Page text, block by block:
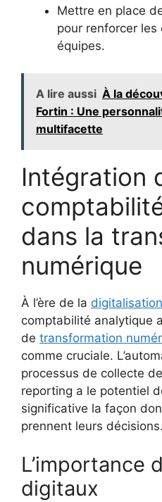
Mettre en place
pour renforcer
équipes.
A lire aussi À la
Fortin : Une
multifacette
Intégration
dans la
numérique
À l’ère de la digitalisation
comptabilité analytique
de transformation
comme cruciale.
processus de collecte
reporting a le potentiel
significative la façon
prennent leurs décisions.
L’importance
digitaux